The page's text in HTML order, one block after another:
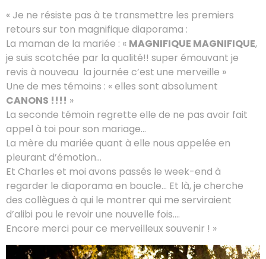
« Je ne résiste pas à te transmettre les premiers
retours sur ton magnifique diaporama :
La maman de la mariée : « MAGNIFIQUE MAGNIFIQUE,
je suis scotchée par la qualité!! super émouvant je
revis à nouveau la journée c’est une merveille »
Une de mes témoins : « elles sont absolument
CANONS !!!! »
La seconde témoin regrette elle de ne pas avoir fait
appel à toi pour son mariage…
La mère du mariée quant à elle nous appelée en
pleurant d’émotion…
Et Charles et moi avons passés le week-end à
regarder le diaporama en boucle… Et là, je cherche
des collègues à qui le montrer qui me serviraient
d’alibi pou le revoir une nouvelle fois….
Encore merci pour ce merveilleux souvenir ! »